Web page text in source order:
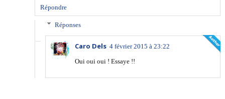
Répondre
Réponses
Caro Dels 4 février 2015 à 23:22
Oui oui oui ! Essaye !!